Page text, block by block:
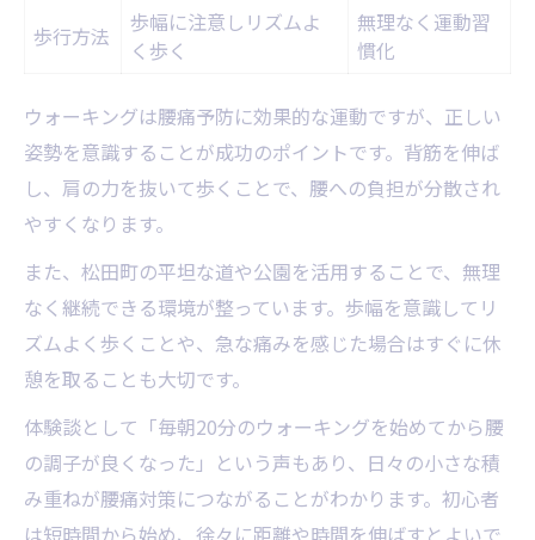
歩行方法
歩幅に注意しリズムよ
く歩く
無理なく運動習
慣化
ウォーキングは腰痛予防に効果的な運動ですが、正しい
姿勢を意識することが成功のポイントです。背筋を伸ば
し、肩の力を抜いて歩くことで、腰への負担が分散され
やすくなります。
また、松田町の平坦な道や公園を活用することで、無理
なく継続できる環境が整っています。歩幅を意識してリ
ズムよく歩くことや、急な痛みを感じた場合はすぐに休
憩を取ることも大切です。
体験談として「毎朝20分のウォーキングを始めてから腰
の調子が良くなった」という声もあり、日々の小さな積
み重ねが腰痛対策につながることがわかります。初心者
は短時間から始め、徐々に距離や時間を伸ばすとよいで